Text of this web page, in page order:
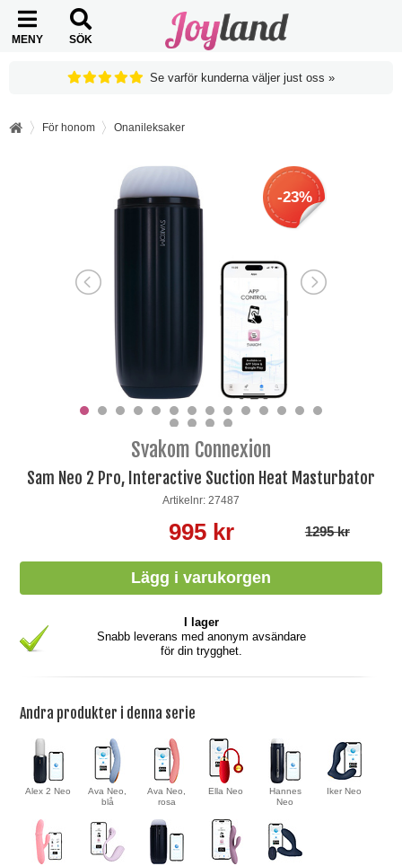
MENY SÖK
Se varför kunderna väljer just oss »
För honom Onanileksaker
-23%
Svakom Connexion
Sam Neo 2 Pro, Interactive Suction Heat Masturbator
Artikelnr: 27487
995 kr 1295 kr
I lager
Snabb leverans med anonym avsändare
för din trygghet.
Andra produkter i denna serie
Alex 2 Neo
Ava Neo,
blå
Ava Neo,
rosa
Ella Neo
Hannes
Neo
Iker Neo